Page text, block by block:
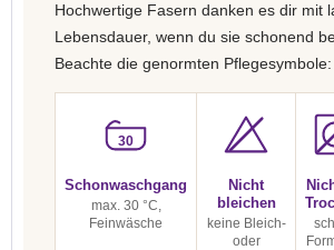
Hochwertige Fasern danken es dir mit
Lebensdauer, wenn du sie schonend
Beachte die genormten Pflegesymbole:
30
Schonwaschgang
max. 30 °C,
Feinwäsche
Nicht
bleichen
keine Bleich-
oder